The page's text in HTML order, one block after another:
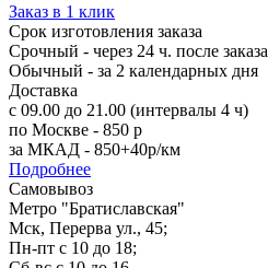
Заказ в 1 клик
Срок изготовления заказа
Срочный - через 24 ч. после заказа
Обычный - за 2 календарных дня
Доставка
с 09.00 до 21.00 (интервалы 4 ч)
по Москве - 850 р
за МКАД - 850+40р/км
Подробнее
Самовывоз
Метро "Братиславская"
Мск, Перерва ул., 45;
Пн-пт с 10 до 18;